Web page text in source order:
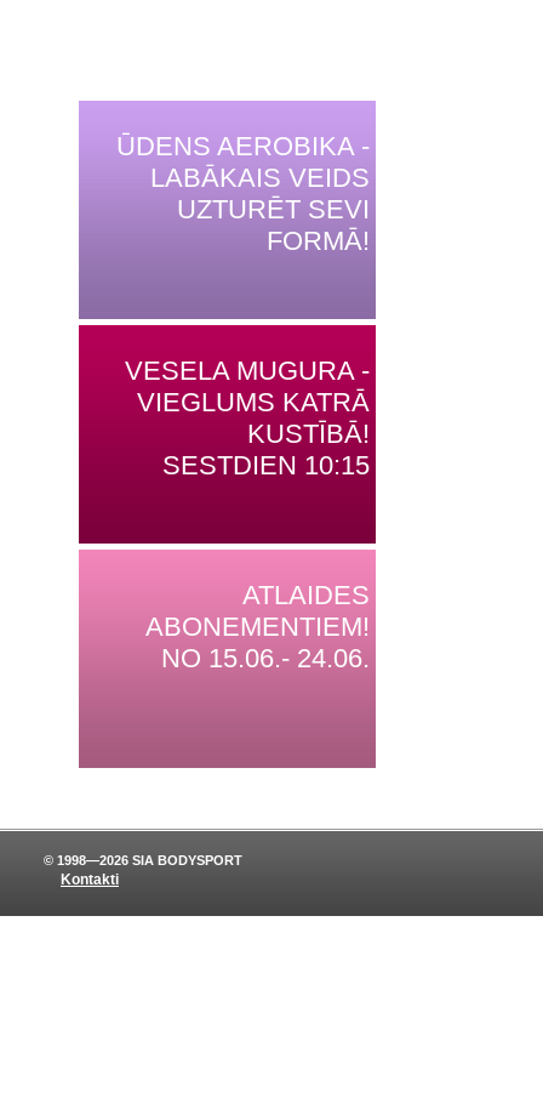
ŪDENS AEROBIKA -
LABĀKAIS VEIDS
UZTURĒT SEVI
FORMĀ!
VESELA MUGURA -
VIEGLUMS KATRĀ
KUSTĪBĀ!
SESTDIEN 10:15
ATLAIDES
ABONEMENTIEM!
NO 15.06.- 24.06.
Kontakti
© 1998—2026 SIA BODYSPORT